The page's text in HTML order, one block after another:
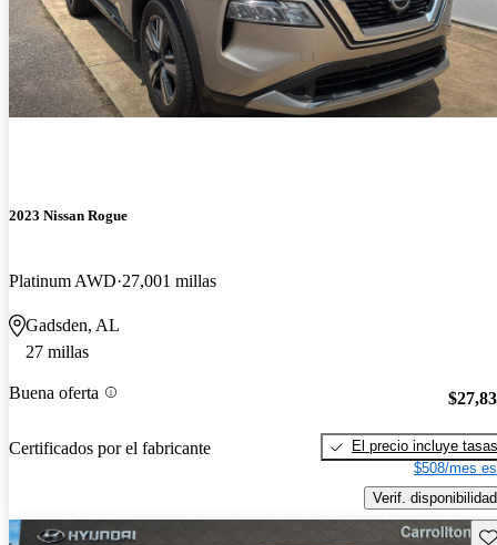
2023 Nissan Rogue
Platinum AWD 27,001 millas
Gadsden, AL
27 millas
Buena oferta
Certificados por el fabricante
El precio incluye tasas
$508/mes
Verif. disponibilidad